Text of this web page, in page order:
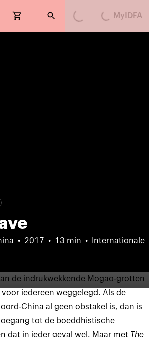
Loading...Loading...
MyIDFA
2017 13 min
Internationale
de indrukwekkende Mogao-grotten
voor iedereen weggelegd. Als de
China al geen obstakel is, dan is
tot de boeddhistische
dat in ieder geval wel. Maar met The